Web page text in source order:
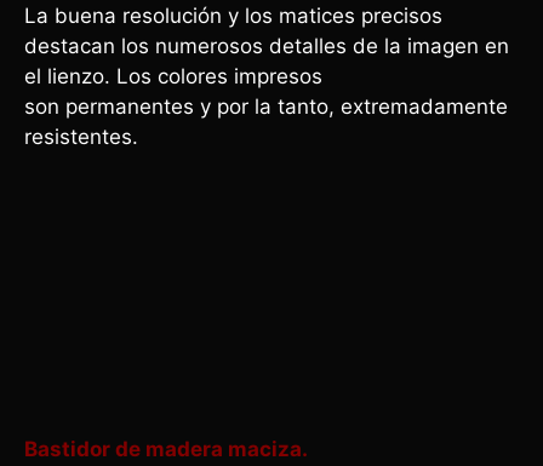
La buena resolución y los matices precisos
destacan los numerosos detalles de la imagen en
el lienzo. Los colores impresos
son permanentes y por la tanto, extremadamente
resistentes.
Bastidor de madera maciza.